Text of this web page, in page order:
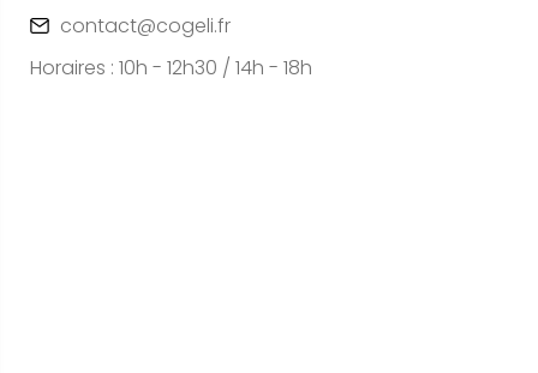
contact@cogeli.fr
Horaires : 10h - 12h30 / 14h - 18h